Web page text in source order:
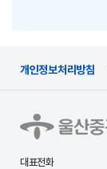
개인정보처리방침
대표전화